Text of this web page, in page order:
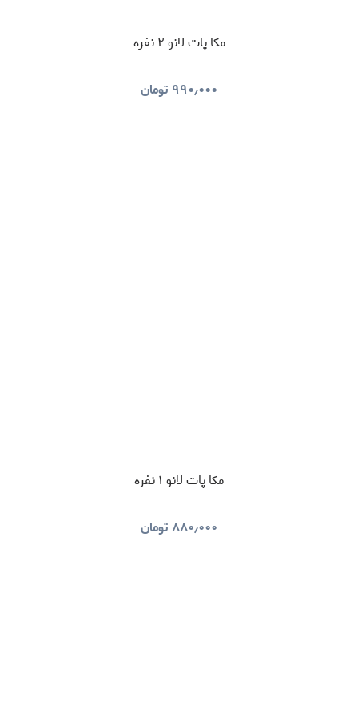
مکا پات لانو ۲ نفره
۹۹۰٫۰۰۰ تومان
مکا پات لانو ۱ نفره
۸۸۰٫۰۰۰ تومان